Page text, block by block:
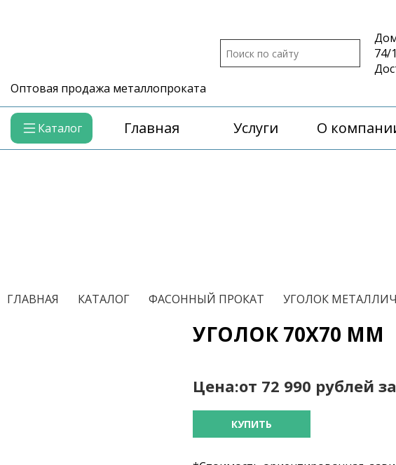
Оптовая продажа металлопроката
74/1
Каталог Главная Услуги О
ГЛАВНАЯ КАТАЛОГ ФАСОННЫЙ ПРОКАТ УГОЛОК
УГОЛОК 70Х70 ММ
Цена:от 72 990 рублей
КУПИТЬ